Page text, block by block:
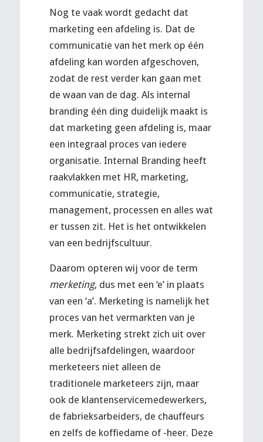
Nog te vaak wordt gedacht dat
marketing een afdeling is. Dat de
communicatie van het merk op één
afdeling kan worden afgeschoven,
zodat de rest verder kan gaan met
de waan van de dag. Als internal
branding één ding duidelijk maakt is
dat marketing geen afdeling is, maar
een integraal proces van iedere
organisatie. Internal Branding heeft
raakvlakken met HR, marketing,
communicatie, strategie,
management, processen en alles wat
er tussen zit. Het is het ontwikkelen
van een bedrijfscultuur.
Daarom opteren wij voor de term
merketing, dus met een ‘e’ in plaats
van een ‘a’. Merketing is namelijk het
proces van het vermarkten van je
merk. Merketing strekt zich uit over
alle bedrijfsafdelingen, waardoor
merketeers niet alleen de
traditionele marketeers zijn, maar
ook de klantenservicemedewerkers,
de fabrieksarbeiders, de chauffeurs
en zelfs de koffiedame of -heer. Deze